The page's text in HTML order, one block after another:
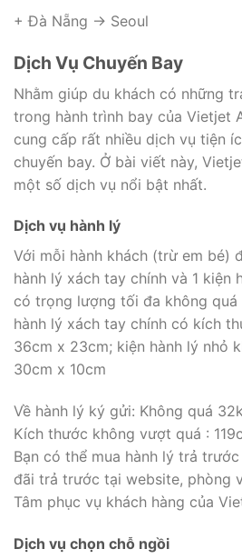
+ Đà Nẵng -> Seoul
Dịch Vụ Chuyến Bay
Nhằm giúp du khách có những
trong hành trình bay của Vietjet
cung cấp rất nhiều dịch vụ tiện
chuyến bay. Ở bài viết này,
một số dịch vụ nổi bật nhất.
Dịch vụ hành lý
Với mỗi hành khách (trừ em bé)
hành lý xách tay chính và 1 kiện
có trọng lượng tối đa không quá
hành lý xách tay chính có kích
36cm x 23cm; kiện hành lý nhỏ
30cm x 10cm
Về hành lý ký gửi: Không quá
Kích thước không vượt quá :
Bạn có thể mua hành lý trả
đãi trả trước tại website, phòng
Tâm phục vụ khách hàng của
Dịch vụ chọn chỗ ngồi